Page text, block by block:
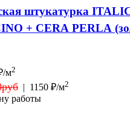
штукатурка
+ CERA PERLA
м2
| 1150 ₽/м2
работы